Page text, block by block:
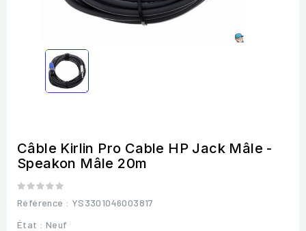
Câble Kirlin Pro Cable HP Jack Mâle -
Speakon Mâle 20m
Référence : YS3301046003817
État : Neuf